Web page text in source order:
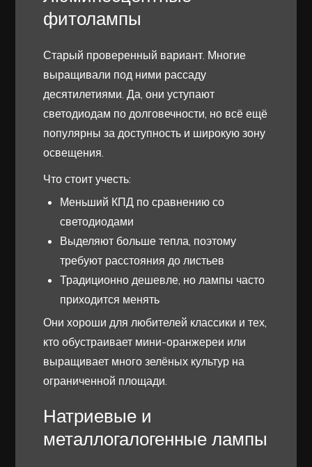
фитолампы
Старый проверенный вариант. Многие
выращивали под ними рассаду
десятилетиями. Да, они уступают
светодиодам по долговечности, но всё ещё
популярны за доступность и широкую зону
освещения.
Что стоит учесть:
Меньший КПД по сравнению со
светодиодами
Выделяют больше тепла, поэтому
требуют расстояния до листьев
Традиционно дешевле, но лампы часто
приходится менять
Они хороши для любителей классики и тех,
кто обустраивает мини-оранжереи или
выращивает много зелёных культур на
ограниченной площади.
Натриевые и
металлогалогенные лампы